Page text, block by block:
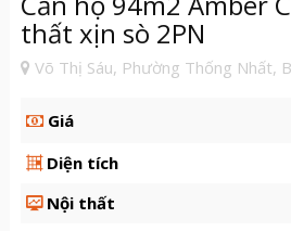
thất xịn sò 2PN
Võ Thị Sáu, Phường Thống Nhất,
Giá
Diện tích
Nội thất